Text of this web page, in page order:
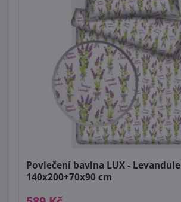
Povlečení bavlna LUX - Levandule
140x200+70x90 cm